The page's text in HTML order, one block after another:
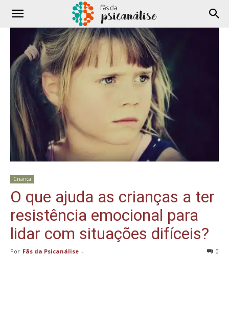
Criança
O que ajuda as crianças a ter
resistência emocional para
lidar com situações difíceis?
Por Fãs da Psicanálise - 0